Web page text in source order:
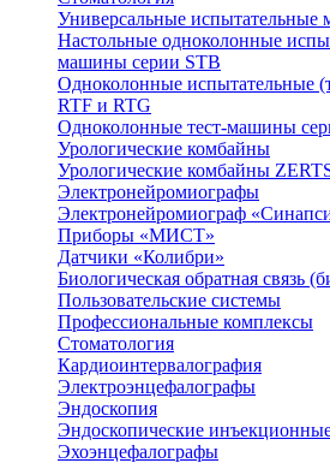
Универсальные
Настольные одноколонные
машины серии STB
Одноколонные испытательные
RTF и RTG
Одноколонные тест-машины
Урологические комбайны
Урологические комбайны
Электронейромиографы
Электронейромиограф
Приборы «МИСТ»
Датчики «Колибри»
Биологическая обратная связь
Пользовательские системы
Профессиональные комплексы
Стоматология
Кардиоинтервалография
Электроэнцефалографы
Эндоскопия
Эндоскопические
Эхоэнцефалографы